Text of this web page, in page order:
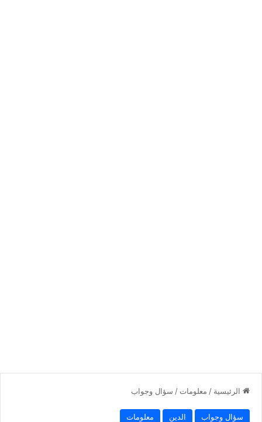
الرئيسية / معلومات / سؤال وجواب
سؤال وجواب الدين معلومات